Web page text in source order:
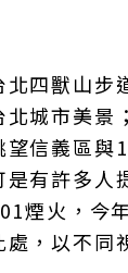
北四獸山步
北城市美景
信義區與
有許多人
煙火，今
，以不同